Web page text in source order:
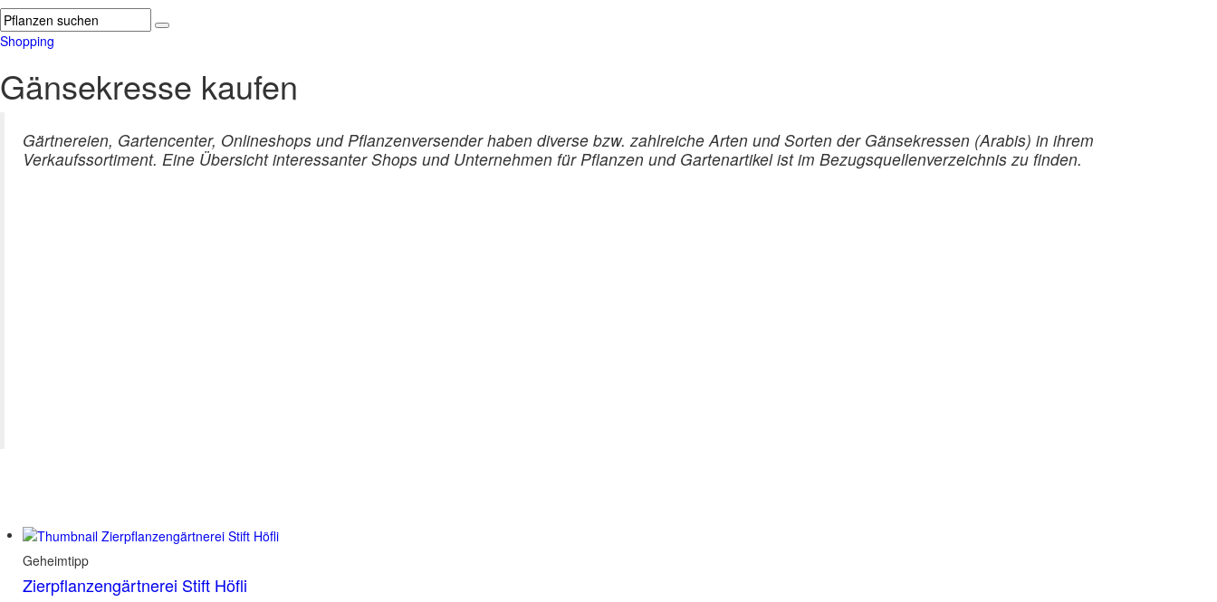
Shopping
Gänsekresse kaufen
Gärtnereien, Gartencenter, Onlineshops und Pflanzenversender haben diverse bzw. zahlreiche Arten und Sorten der Gänsekressen (Arabis) in ihrem
Verkaufssortiment. Eine Übersicht interessanter Shops und Unternehmen für Pflanzen und Gartenartikel ist im Bezugsquellenverzeichnis zu finden.
Geheimtipp
Zierpflanzengärtnerei Stift Höfli